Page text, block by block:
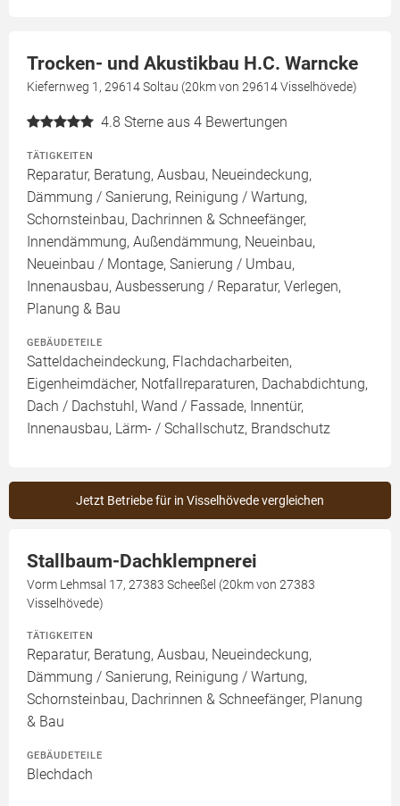
Trocken- und Akustikbau H.C. Warncke
Kiefernweg 1, 29614 Soltau (20km von 29614 Visselhövede)
4.8 Sterne aus 4 Bewertungen
TÄTIGKEITEN
Reparatur, Beratung, Ausbau, Neueindeckung,
Dämmung / Sanierung, Reinigung / Wartung,
Schornsteinbau, Dachrinnen & Schneefänger,
Innendämmung, Außendämmung, Neueinbau,
Neueinbau / Montage, Sanierung / Umbau,
Innenausbau, Ausbesserung / Reparatur, Verlegen,
Planung & Bau
GEBÄUDETEILE
Satteldacheindeckung, Flachdacharbeiten,
Eigenheimdächer, Notfallreparaturen, Dachabdichtung,
Dach / Dachstuhl, Wand / Fassade, Innentür,
Innenausbau, Lärm- / Schallschutz, Brandschutz
Jetzt Betriebe für in Visselhövede vergleichen
Stallbaum-Dachklempnerei
Vorm Lehmsal 17, 27383 Scheeßel (20km von 27383
Visselhövede)
TÄTIGKEITEN
Reparatur, Beratung, Ausbau, Neueindeckung,
Dämmung / Sanierung, Reinigung / Wartung,
Schornsteinbau, Dachrinnen & Schneefänger, Planung
& Bau
GEBÄUDETEILE
Blechdach